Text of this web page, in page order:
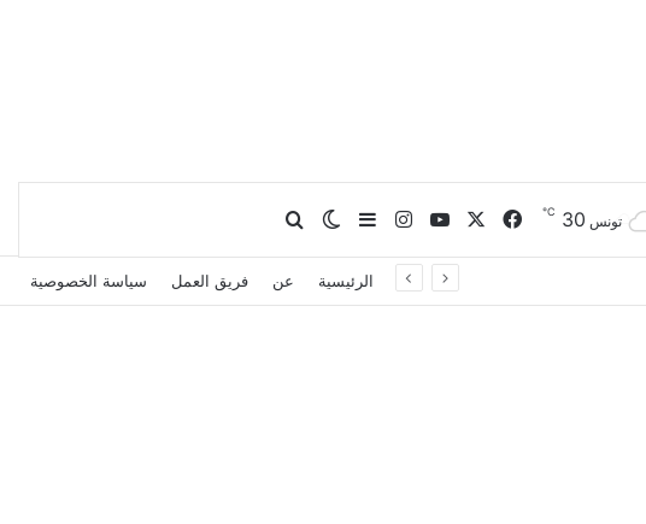
تونس 30
℃ فيسبوك يوتيوبانستقرامإضافة عمود جانبي
الوضع المظلم
بحث عن
الرئيسية عن فريق العمل سياسة الخصوصية